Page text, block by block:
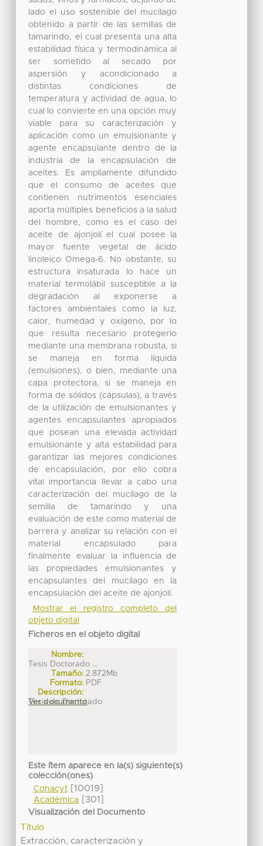
lado el uso sostenible del mucílago
obtenido a partir de las semillas de
tamarindo, el cual presenta una alta
estabilidad física y termodinámica al
ser sometido al secado por
aspersión y acondicionado a
distintas condiciones de
temperatura y actividad de agua, lo
cual lo convierte en una opción muy
viable para su caracterización y
aplicación como un emulsionante y
agente encapsulante dentro de la
industria de la encapsulación de
aceites. Es ampliamente difundido
que el consumo de aceites que
contienen nutrimentos esenciales
aporta múltiples beneficios a la salud
del hombre, como es el caso del
aceite de ajonjolí el cual posee la
mayor fuente vegetal de ácido
linoleico Omega-6. No obstante, su
estructura insaturada lo hace un
material termolábil susceptible a la
degradación al exponerse a
factores ambientales como la luz,
calor, humedad y oxígeno, por lo
que resulta necesario protegerlo
mediante una membrana robusta, si
se maneja en forma líquida
(emulsiones), o bien, mediante una
capa protectora, si se maneja en
forma de sólidos (cápsulas), a través
de la utilización de emulsionantes y
agentes encapsulantes apropiados
que posean una elevada actividad
emulsionante y alta estabilidad para
garantizar las mejores condiciones
de encapsulación, por ello cobra
vital importancia llevar a cabo una
caracterización del mucílago de la
semilla de tamarindo y una
evaluación de este como material de
barrera y analizar su relación con el
material encapsulado para
finalmente evaluar la influencia de
las propiedades emulsionantes y
encapsulantes del mucílago en la
encapsulación del aceite de ajonjolí.
Mostrar el registro completo del
objeto digital
Ficheros en el objeto digital
Nombre:
Tesis Doctorado ...
Tamaño: 2.872Mb
Formato: PDF
Descripción:
Tesis de Doctotado
Ver documento
Este ítem aparece en la(s) siguiente(s)
colección(ones)
Conacyt[10019]
Académica[301]
Visualización del Documento
Título
Extracción, caracterización y